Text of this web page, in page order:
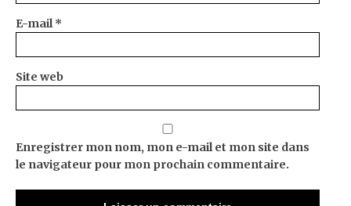
E-mail*
Site web
Enregistrer mon nom, mon e-mail et mon site dans
le navigateur pour mon prochain commentaire.